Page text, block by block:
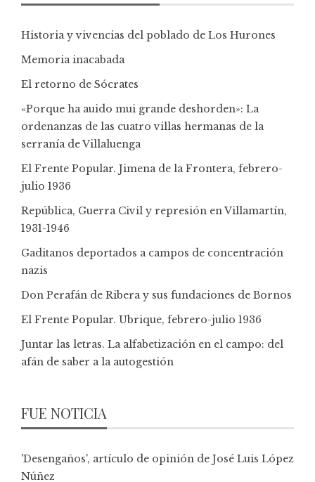
Historia y vivencias del poblado de Los Hurones
Memoria inacabada
El retorno de Sócrates
«Porque ha auido mui grande deshorden»: La
ordenanzas de las cuatro villas hermanas de la
serranía de Villaluenga
El Frente Popular. Jimena de la Frontera, febrero-
julio 1936
República, Guerra Civil y represión en Villamartín,
1931-1946
Gaditanos deportados a campos de concentración
nazis
Don Perafán de Ribera y sus fundaciones de Bornos
El Frente Popular. Ubrique, febrero-julio 1936
Juntar las letras. La alfabetización en el campo: del
afán de saber a la autogestión
FUE NOTICIA
'Desengaños', artículo de opinión de José Luis López
Núñez